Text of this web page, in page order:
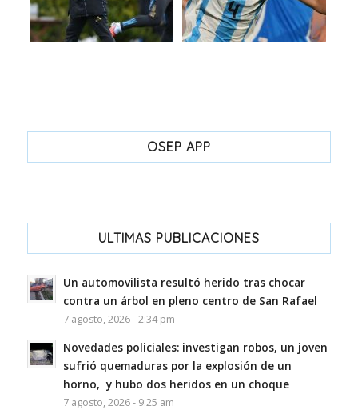
OSEP APP
ULTIMAS PUBLICACIONES
Un automovilista resultó herido tras chocar
contra un árbol en pleno centro de San Rafael
7 agosto, 2026 - 2:34 pm
Novedades policiales: investigan robos, un joven
sufrió quemaduras por la explosión de un
horno, y hubo dos heridos en un choque
7 agosto, 2026 - 9:25 am